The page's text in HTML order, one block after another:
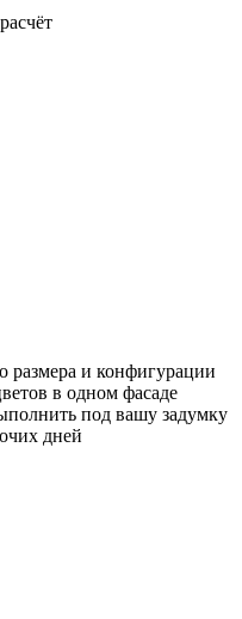
размера и конфигурации
в одном фасаде
под вашу задумку
дней